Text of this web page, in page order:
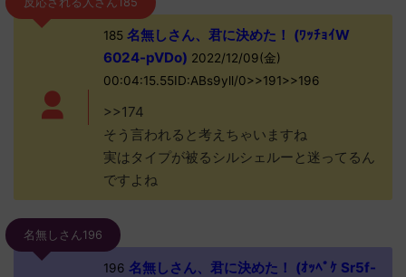
185名無しさん、君に決めた！ (ﾜｯﾁｮｲW
6024-pVDo) 2022/12/09(金)
00:04:15.55ID:ABs9yll/0>>191>>196
>>174
そう言われると考えちゃいますね
実はタイプが被るシルシェルーと迷ってるん
ですよね
名無しさん196
196 名無しさん、君に決めた！ (ｵｯﾍﾟｹ Sr5f-